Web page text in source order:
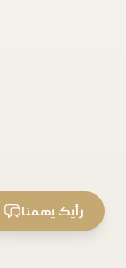
رأيك يهمنا